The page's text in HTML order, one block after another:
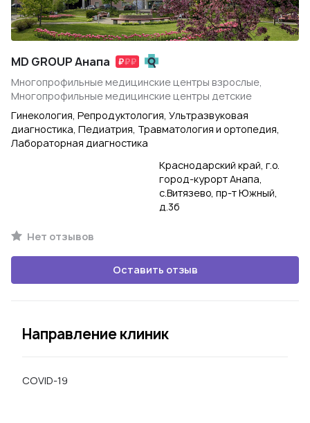
MD GROUP Анапа
Многопрофильные медицинские центры взрослые,
Многопрофильные медицинские центры детские
Гинекология, Репродуктология, Ультразвуковая
диагностика, Педиатрия, Травматология и ортопедия,
Лабораторная диагностика
Краснодарский край, г.о.
город-курорт Анапа,
с.Витязево, пр-т Южный,
д.3б
Нет отзывов
Оставить отзыв
Направление клиник
COVID-19